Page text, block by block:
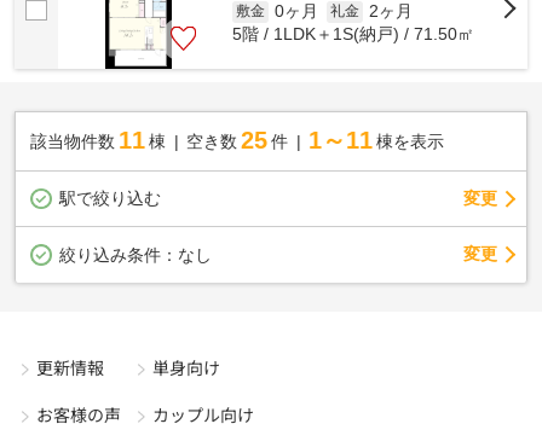
敷金 0ヶ月 礼金
2ヶ月
5階 / 1LDK＋1S(納戸) / 71.50㎡
該当物件数 11棟 空き数 25 件 1～11 棟を表示
駅で絞り込む 変更
絞り込み条件： なし 変更
更新情報
お客様の声
単身向け
カップル向け